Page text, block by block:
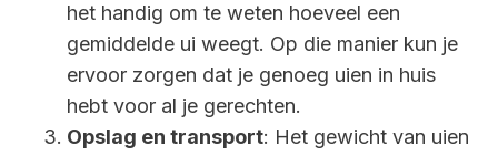
het handig om te weten hoeveel een
gemiddelde ui weegt. Op die manier kun je
ervoor zorgen dat je genoeg uien in huis
hebt voor al je gerechten.
Opslag en transport: Het gewicht van uien